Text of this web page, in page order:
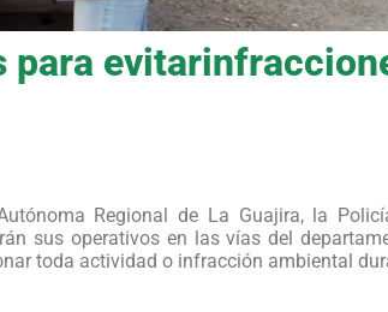
para
Regional de La Guajira, la
sus operativos en las vías del
toda actividad o infracción ambiental